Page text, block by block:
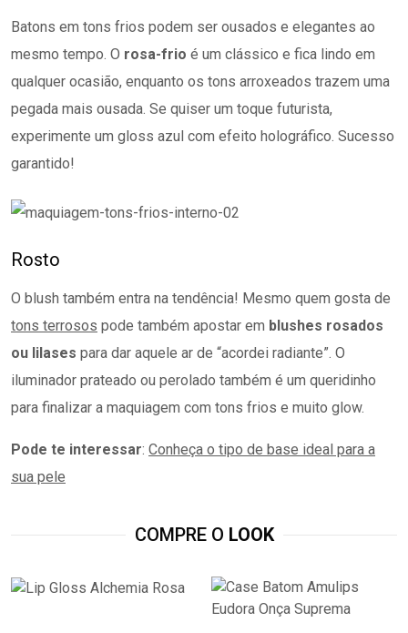
Batons em tons frios podem ser ousados e elegantes ao
mesmo tempo. O rosa-frio é um clássico e fica lindo em
qualquer ocasião, enquanto os tons arroxeados trazem uma
pegada mais ousada. Se quiser um toque futurista,
experimente um gloss azul com efeito holográfico. Sucesso
garantido!
Rosto
O blush também entra na tendência! Mesmo quem gosta de
tons terrosos pode também apostar em blushes rosados
ou lilases para dar aquele ar de “acordei radiante”. O
iluminador prateado ou perolado também é um queridinho
para finalizar a maquiagem com tons frios e muito glow.
Pode te interessar: Conheça o tipo de base ideal para a
sua pele
COMPRE O LOOK